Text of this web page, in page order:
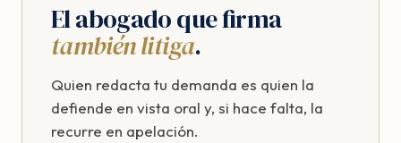
El abogado que firma
también litiga.
Quien redacta tu demanda es quien la
defiende en vista oral y, si hace falta, la
recurre en apelación.